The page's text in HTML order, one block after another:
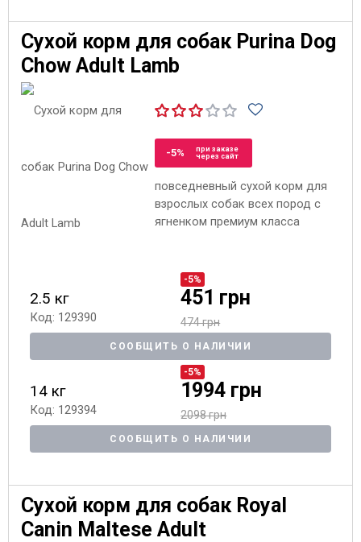
Сухой корм для собак Purina Dog
Chow Adult Lamb
-5%
при заказе
через сайт
повседневный сухой корм для
взрослых собак всех пород с
ягненком премиум класса
2.5 кг
Код: 129390
-5%
451 грн
474 грн
СООБЩИТЬ О НАЛИЧИИ
14 кг
Код: 129394
-5%
1994 грн
2098 грн
СООБЩИТЬ О НАЛИЧИИ
Сухой корм для собак Royal
Canin Maltese Adult